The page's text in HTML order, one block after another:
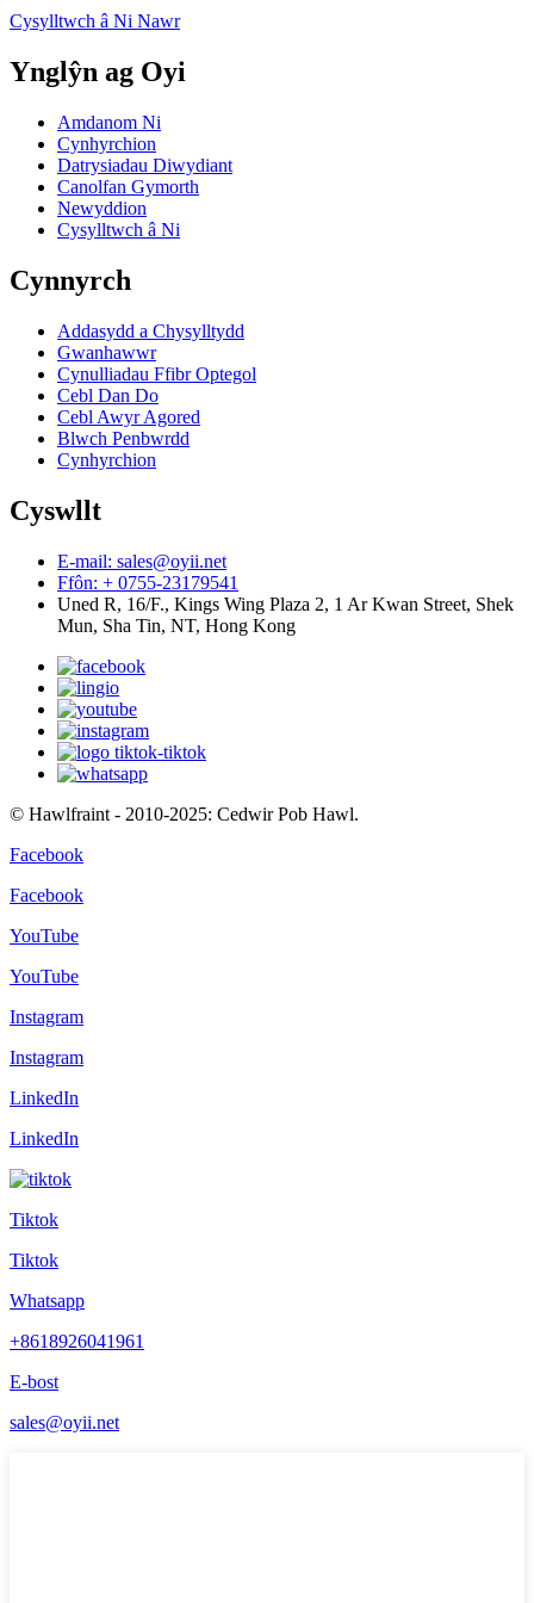
Cysylltwch â Ni Nawr
Ynglŷn ag Oyi
Amdanom Ni
Cynhyrchion
Datrysiadau Diwydiant
Canolfan Gymorth
Newyddion
Cysylltwch â Ni
Cynnyrch
Addasydd a Chysylltydd
Gwanhawwr
Cynulliadau Ffibr Optegol
Cebl Dan Do
Cebl Awyr Agored
Blwch Penbwrdd
Cynhyrchion
Cyswllt
E-mail: sales@oyii.net
Ffôn: + 0755-23179541
Uned R, 16/F., Kings Wing Plaza 2, 1 Ar Kwan Street, Shek
Mun, Sha Tin, NT, Hong Kong
© Hawlfraint - 2010-2025: Cedwir Pob Hawl.
Facebook
Facebook
YouTube
YouTube
Instagram
Instagram
LinkedIn
LinkedIn
Tiktok
Tiktok
Whatsapp
+8618926041961
E-bost
sales@oyii.net